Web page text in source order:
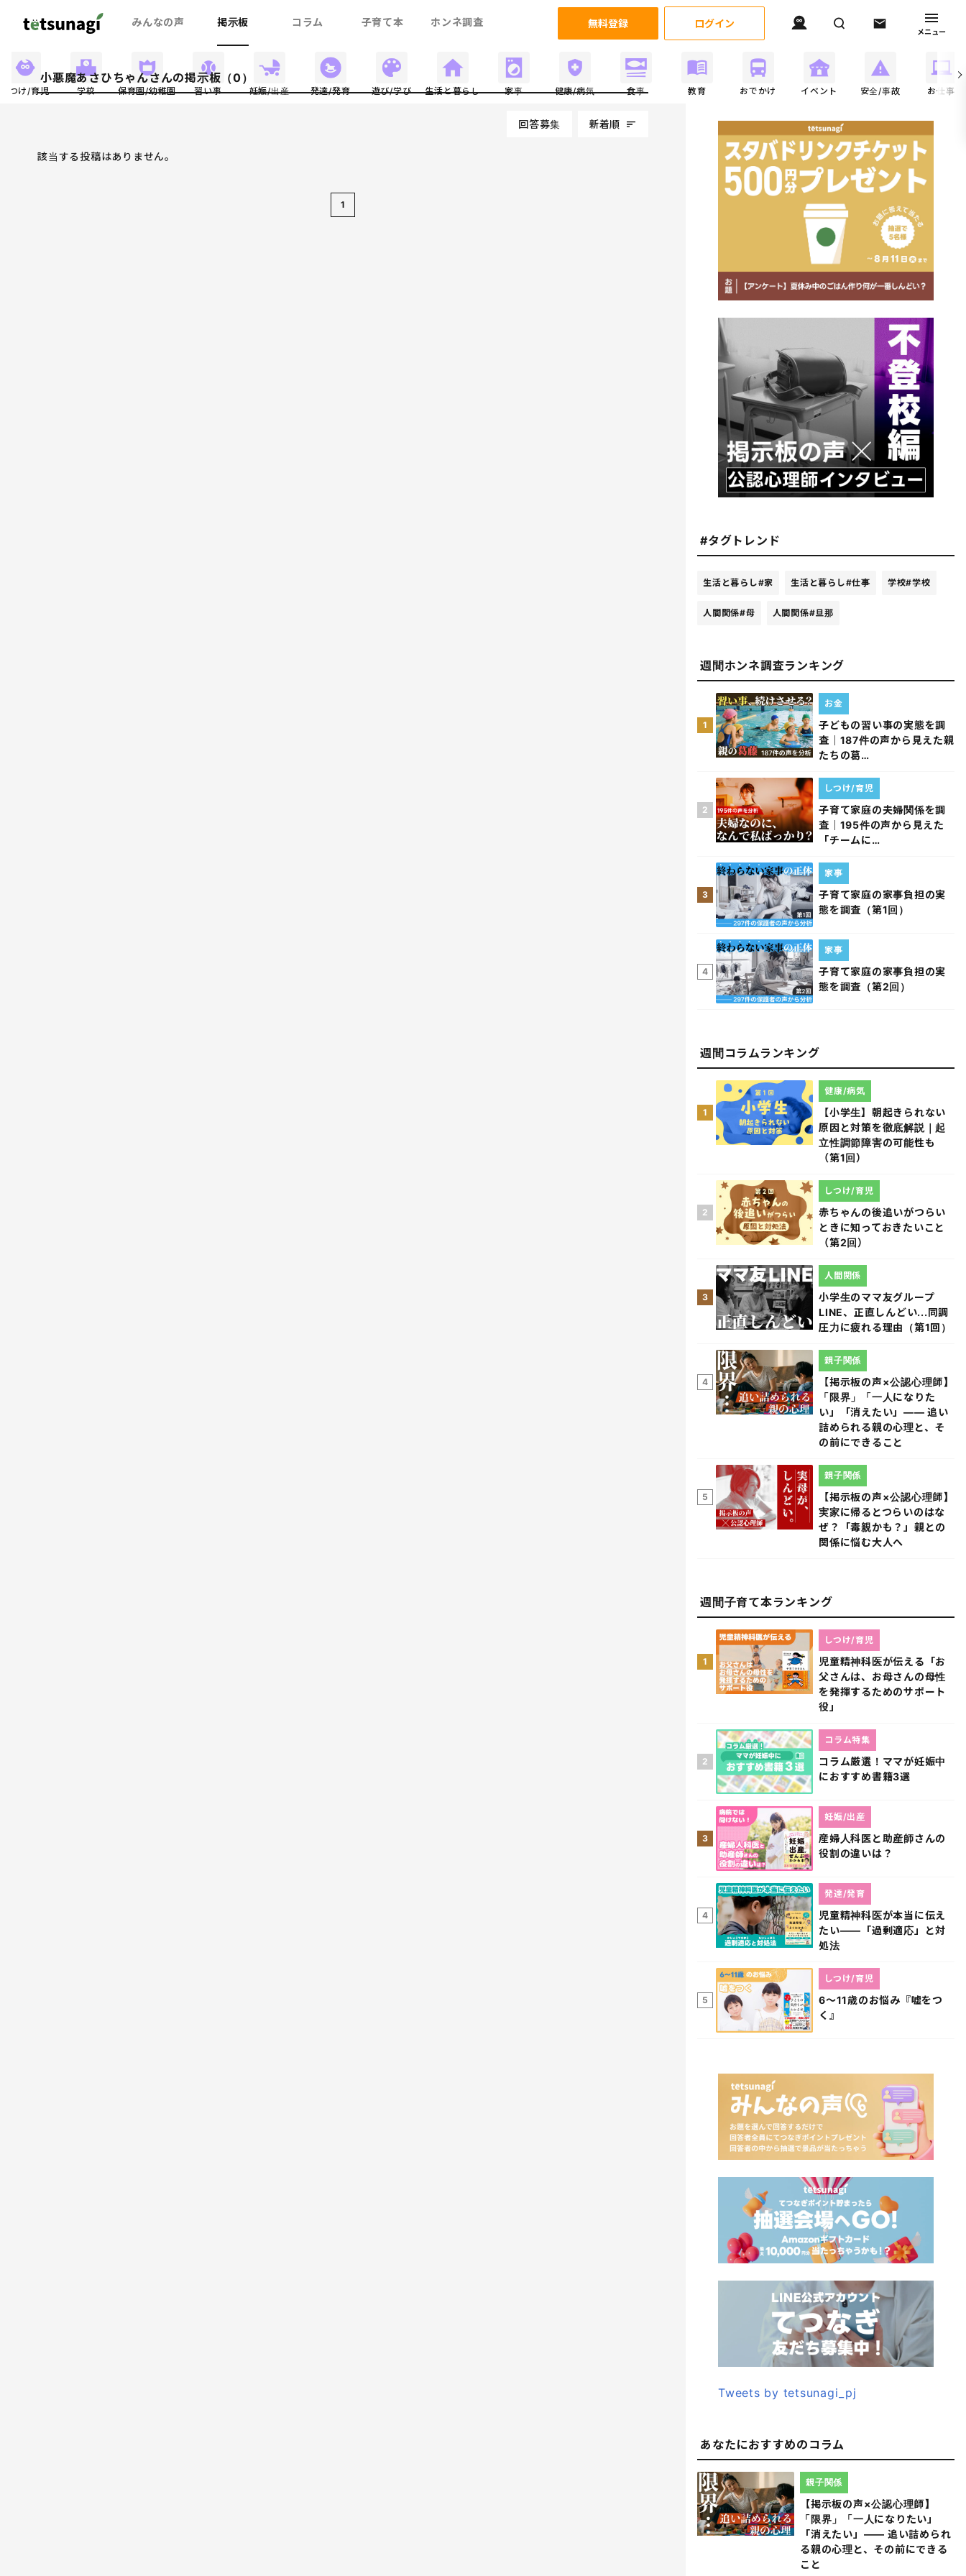
みんなの声 掲示板 コラム 子育て本 ホンネ調査 無料登録 ログイン
メニュー
しつけ/育児 学校 保育園/幼稚園 習い事 妊娠/出産 発達/発育 遊び/学び 生活と暮らし 家事 健康/病気 食事 教育 おでかけ イベント 安全/事故 お仕事
小悪魔あさひちゃんさんの掲示板（0）
回答募集 新着順
該当する投稿はありません。
1
#タグトレンド
生活と暮らし#家 生活と暮らし#仕事 学校#学校
人間関係#母 人間関係#旦那
週間ホンネ調査ランキング
1
子どもの習い事の実態を調
査｜187件の声から見えた親
たちの葛…
お金
2
子育て家庭の夫婦関係を調
査｜195件の声から見えた
「チームに…
しつけ/育児
3
子育て家庭の家事負担の実
態を調査（第1回）
家事
4
子育て家庭の家事負担の実
態を調査（第2回）
家事
週間コラムランキング
1
【小学生】朝起きられない
原因と対策を徹底解説｜起
立性調節障害の可能性も
（第1回）
健康/病気
2
赤ちゃんの後追いがつらい
ときに知っておきたいこと
（第2回）
しつけ/育児
3
小学生のママ友グループ
LINE、正直しんどい...同調
圧力に疲れる理由（第1回）
人間関係
4
【掲示板の声×公認心理師】
「限界」「一人になりた
い」「消えたい」―― 追い
詰められる親の心理と、そ
の前にできること
親子関係
5
【掲示板の声×公認心理師】
実家に帰るとつらいのはな
ぜ？「毒親かも？」親との
関係に悩む大人へ
親子関係
週間子育て本ランキング
1
児童精神科医が伝える「お
父さんは、お母さんの母性
を発揮するためのサポート
役」
しつけ/育児
2
コラム厳選！ママが妊娠中
におすすめ書籍3選
コラム特集
3
産婦人科医と助産師さんの
役割の違いは？
妊娠/出産
4
児童精神科医が本当に伝え
たい――「過剰適応」と対
処法
発達/発育
5
6～11歳のお悩み『嘘をつ
く』
しつけ/育児
Tweets by tetsunagi_pj
あなたにおすすめのコラム
【掲示板の声×公認心理師】
「限界」「一人になりたい」
「消えたい」―― 追い詰められ
る親の心理と、その前にできる
こと
親子関係